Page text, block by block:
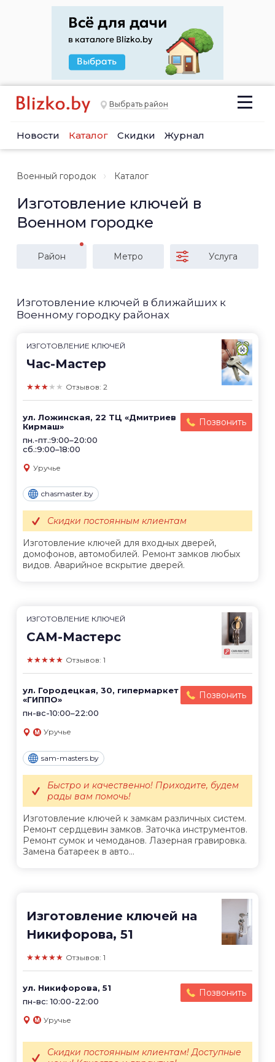
Выбрать район
Новости Каталог Скидки Журнал
Военный городок Каталог
Изготовление ключей в
Военном городке
Район Метро Услуга
Изготовление ключей в ближайших к
Военному городку районах
ИЗГОТОВЛЕНИЕ КЛЮЧЕЙ
Час-Мастер
★★★★★ Отзывов: 2
ул. Ложинская, 22 ТЦ «Дмитриев
Кирмаш»
пн.-пт.:9:00–20:00
сб.:9:00–18:00
Позвонить
Уручье
chasmaster.by
Изготовление ключей для входных дверей,
домофонов, автомобилей. Ремонт замков любых
видов. Аварийное вскрытие дверей.
Скидки постоянным клиентам
ИЗГОТОВЛЕНИЕ КЛЮЧЕЙ
САМ-Мастерс
★★★★★ Отзывов: 1
ул. Городецкая, 30, гипермаркет
«ГИППО»
пн-вс-10:00–22:00
Позвонить
Уручье
sam-masters.by
Изготовление ключей к замкам различных систем.
Ремонт сердцевин замков. Заточка инструментов.
Ремонт сумок и чемоданов. Лазерная гравировка.
Замена батареек в авто...
Быстро и качественно! Приходите, будем
рады вам помочь!
Изготовление ключей на
Никифорова, 51
★★★★★ Отзывов: 1
ул. Никифорова, 51
пн-вс: 10:00-22:00
Позвонить
Уручье
Скидки постоянным клиентам! Доступные